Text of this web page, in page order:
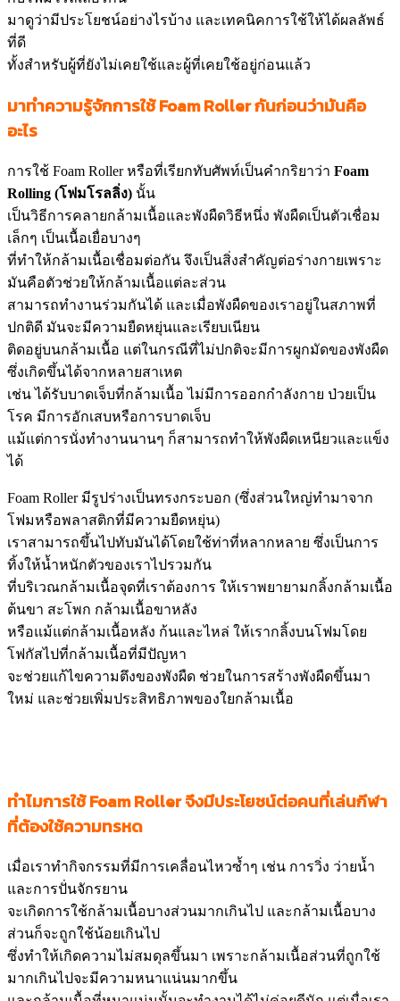
มาดูว่ามีประโยชน์อย่างไรบ้าง และเทคนิคการใช้ให้ได้ผลลัพธ์
ที่ดี
ทั้งสำหรับผู้ที่ยังไม่เคยใช้และผู้ที่เคยใช้อยู่ก่อนแล้ว
มาทำความรู้จักการใช้ Foam Rollerกันก่อนว่ามันคือ
อะไร
การใช้ Foam Roller หรือที่เรียกทับศัพท์เป็นคำกริยาว่า Foam
Rolling (โฟมโรลลิ่ง) นั้น
เป็นวิธีการคลายกล้ามเนื้อและพังผืดวิธีหนึ่ง พังผืดเป็นตัวเชื่อม
เล็กๆ เป็นเนื้อเยื่อบางๆ
ที่ทำให้กล้ามเนื้อเชื่อมต่อกัน จึงเป็นสิ่งสำคัญต่อร่างกายเพราะ
มันคือตัวช่วยให้กล้ามเนื้อแต่ละส่วน
สามารถทำงานร่วมกันได้ และเมื่อพังผืดของเราอยู่ในสภาพที่
ปกติดี มันจะมีความยืดหยุ่นและเรียบเนียน
ติดอยู่บนกล้ามเนื้อ แต่ในกรณีที่ไม่ปกติจะมีการผูกมัดของพังผืด
ซึ่งเกิดขึ้นได้จากหลายสาเหต
เช่น ได้รับบาดเจ็บที่กล้ามเนื้อ ไม่มีการออกกำลังกาย ป่วยเป็น
โรค มีการอักเสบหรือการบาดเจ็บ
แม้แต่การนั่งทำงานนานๆ ก็สามารถทำให้พังผืดเหนียวและแข็ง
ได้
Foam Roller มีรูปร่างเป็นทรงกระบอก (ซึ่งส่วนใหญ่ทำมาจาก
โฟมหรือพลาสติกที่มีความยืดหยุ่น)
เราสามารถขึ้นไปทับมันได้โดยใช้ท่าที่หลากหลาย ซึ่งเป็นการ
ทิ้งให้น้ำหนักตัวของเราไปรวมกัน
ที่บริเวณกล้ามเนื้อจุดที่เราต้องการ ให้เราพยายามกลิ้งกล้ามเนื้อ
ต้นขา สะโพก กล้ามเนื้อขาหลัง
หรือแม้แต่กล้ามเนื้อหลัง ก้นและไหล่ ให้เรากลิ้งบนโฟมโดย
โฟกัสไปที่กล้ามเนื้อที่มีปัญหา
จะช่วยแก้ไขความตึงของพังผืด ช่วยในการสร้างพังผืดขึ้นมา
ใหม่ และช่วยเพิ่มประสิทธิภาพของใยกล้ามเนื้อ
ทำไมการใช้ Foam Rollerจึงมีประโยชน์ต่อคนที่เล่นกีฬา
ที่ต้องใช้ความทรหด
เมื่อเราทำกิจกรรมที่มีการเคลื่อนไหวซ้ำๆ เช่น การวิ่ง ว่ายน้ำ
และการปั่นจักรยาน
จะเกิดการใช้กล้ามเนื้อบางส่วนมากเกินไป และกล้ามเนื้อบาง
ส่วนก็จะถูกใช้น้อยเกินไป
ซึ่งทำให้เกิดความไม่สมดุลขึ้นมา เพราะกล้ามเนื้อส่วนที่ถูกใช้
มากเกินไปจะมีความหนาแน่นมากขึ้น